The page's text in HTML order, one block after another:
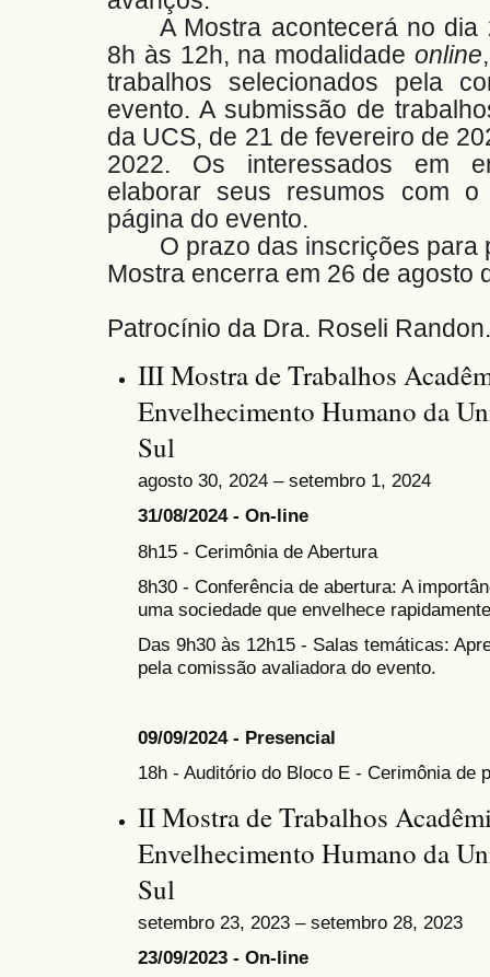
A Mostra acontecerá no
8h às 12h, na modalidadeonline
trabalhos selecionados pela
evento. A submissão de
da UCS, de 21 de fevereiro de
2022. Os interessados em
elaborar seus resumos com o
página do evento.
O prazo das inscrições para
Mostra encerra em 26 de agosto
Patrocínio da Dra. Roseli Randon.
III Mostra de Trabalhos
Envelhecimento Humano da
Sul
agosto 30, 2024 – setembro 1, 2024
31/08/2024 - On-line
8h15 - Cerimônia de Abertura
8h30 - Conferência de abertura: A
uma sociedade que envelhece
Das 9h30 às 12h15 - Salas temáticas:
pela comissão avaliadora do evento.
09/09/2024 - Presencial
18h - Auditório do Bloco E - Cerimônia de
II Mostra de Trabalhos
Envelhecimento Humano da
Sul
setembro 23, 2023 – setembro 28, 2023
23/09/2023 - On-line